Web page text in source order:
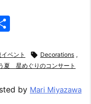
ベント  Decorations ,
夏 星めぐりのコンサート
by Mari Miyazawa